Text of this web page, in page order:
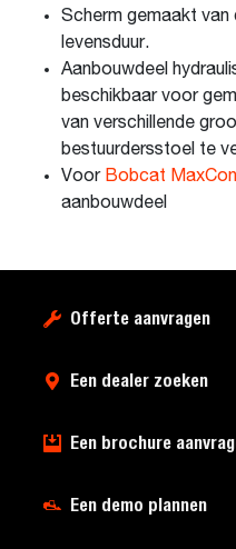
Scherm gemaakt van
levensduur.
Aanbouwdeel
beschikbaar voor
van verschillende
bestuurdersstoel te
Voor Bobcat
aanbouwdeel
Offerte aanvragen
Een dealer zoeken
Een brochure
Een demo plannen